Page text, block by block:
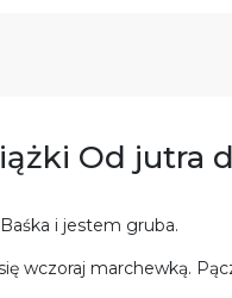
Od jutra
i jestem gruba.
wczoraj marchewką.